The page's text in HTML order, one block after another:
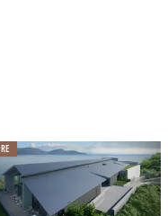
ったライト館は、現在、
分だけが移築され、当
ち着いたら、一度訪れ
いはずだ。